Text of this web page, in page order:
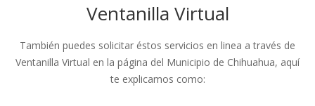
Ventanilla Virtual
También puedes solicitar éstos servicios en linea a través de
Ventanilla Virtual en la página del Municipio de Chihuahua, aquí
te explicamos como: